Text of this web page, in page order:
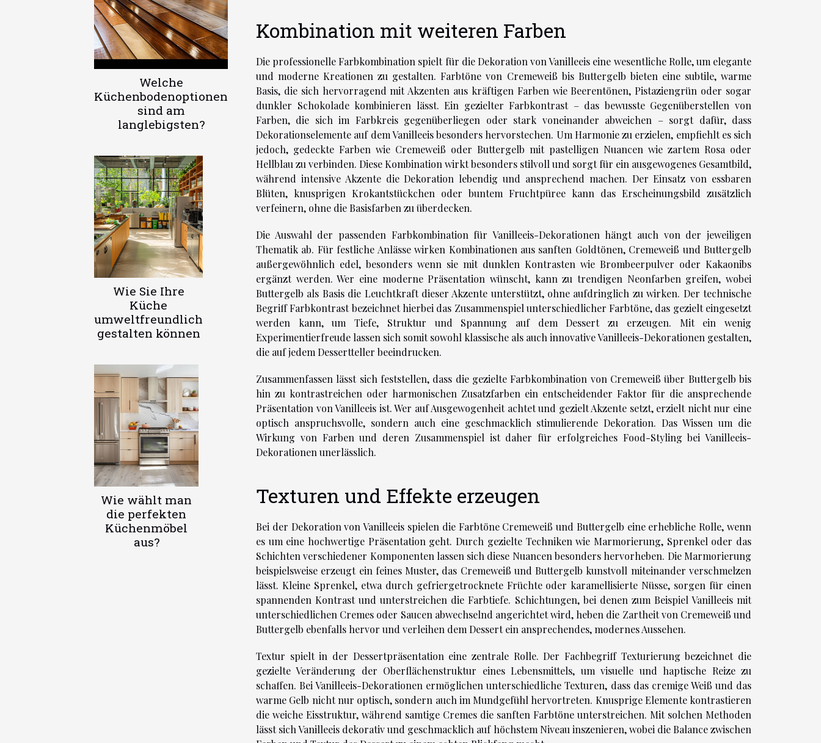
Welche
Küchenbodenoptionen
sind am
langlebigsten?
Wie Sie Ihre
Küche
umweltfreundlich
gestalten können
Wie wählt man
die perfekten
Küchenmöbel
aus?
Kombination mit weiteren Farben
Die professionelle Farbkombination spielt für die Dekoration von Vanilleeis eine wesentliche Rolle, um elegante
und moderne Kreationen zu gestalten. Farbtöne von Cremeweiß bis Buttergelb bieten eine subtile, warme
Basis, die sich hervorragend mit Akzenten aus kräftigen Farben wie Beerentönen, Pistaziengrün oder sogar
dunkler Schokolade kombinieren lässt. Ein gezielter Farbkontrast – das bewusste Gegenüberstellen von
Farben, die sich im Farbkreis gegenüberliegen oder stark voneinander abweichen – sorgt dafür, dass
Dekorationselemente auf dem Vanilleeis besonders hervorstechen. Um Harmonie zu erzielen, empfiehlt es sich
jedoch, gedeckte Farben wie Cremeweiß oder Buttergelb mit pastelligen Nuancen wie zartem Rosa oder
Hellblau zu verbinden. Diese Kombination wirkt besonders stilvoll und sorgt für ein ausgewogenes Gesamtbild,
während intensive Akzente die Dekoration lebendig und ansprechend machen. Der Einsatz von essbaren
Blüten, knusprigen Krokantstückchen oder buntem Fruchtpüree kann das Erscheinungsbild zusätzlich
verfeinern, ohne die Basisfarben zu überdecken.
Die Auswahl der passenden Farbkombination für Vanilleeis-Dekorationen hängt auch von der jeweiligen
Thematik ab. Für festliche Anlässe wirken Kombinationen aus sanften Goldtönen, Cremeweiß und Buttergelb
außergewöhnlich edel, besonders wenn sie mit dunklen Kontrasten wie Brombeerpulver oder Kakaonibs
ergänzt werden. Wer eine moderne Präsentation wünscht, kann zu trendigen Neonfarben greifen, wobei
Buttergelb als Basis die Leuchtkraft dieser Akzente unterstützt, ohne aufdringlich zu wirken. Der technische
Begriff Farbkontrast bezeichnet hierbei das Zusammenspiel unterschiedlicher Farbtöne, das gezielt eingesetzt
werden kann, um Tiefe, Struktur und Spannung auf dem Dessert zu erzeugen. Mit ein wenig
Experimentierfreude lassen sich somit sowohl klassische als auch innovative Vanilleeis-Dekorationen gestalten,
die auf jedem Dessertteller beeindrucken.
Zusammenfassen lässt sich feststellen, dass die gezielte Farbkombination von Cremeweiß über Buttergelb bis
hin zu kontrastreichen oder harmonischen Zusatzfarben ein entscheidender Faktor für die ansprechende
Präsentation von Vanilleeis ist. Wer auf Ausgewogenheit achtet und gezielt Akzente setzt, erzielt nicht nur eine
optisch anspruchsvolle, sondern auch eine geschmacklich stimulierende Dekoration. Das Wissen um die
Wirkung von Farben und deren Zusammenspiel ist daher für erfolgreiches Food-Styling bei Vanilleeis-
Dekorationen unerlässlich.
Texturen und Effekte erzeugen
Bei der Dekoration von Vanilleeis spielen die Farbtöne Cremeweiß und Buttergelb eine erhebliche Rolle, wenn
es um eine hochwertige Präsentation geht. Durch gezielte Techniken wie Marmorierung, Sprenkel oder das
Schichten verschiedener Komponenten lassen sich diese Nuancen besonders hervorheben. Die Marmorierung
beispielsweise erzeugt ein feines Muster, das Cremeweiß und Buttergelb kunstvoll miteinander verschmelzen
lässt. Kleine Sprenkel, etwa durch gefriergetrocknete Früchte oder karamellisierte Nüsse, sorgen für einen
spannenden Kontrast und unterstreichen die Farbtiefe. Schichtungen, bei denen zum Beispiel Vanilleeis mit
unterschiedlichen Cremes oder Saucen abwechselnd angerichtet wird, heben die Zartheit von Cremeweiß und
Buttergelb ebenfalls hervor und verleihen dem Dessert ein ansprechendes, modernes Aussehen.
Textur spielt in der Dessertpräsentation eine zentrale Rolle. Der Fachbegriff Texturierung bezeichnet die
gezielte Veränderung der Oberflächenstruktur eines Lebensmittels, um visuelle und haptische Reize zu
schaffen. Bei Vanilleeis-Dekorationen ermöglichen unterschiedliche Texturen, dass das cremige Weiß und das
warme Gelb nicht nur optisch, sondern auch im Mundgefühl hervortreten. Knusprige Elemente kontrastieren
die weiche Eisstruktur, während samtige Cremes die sanften Farbtöne unterstreichen. Mit solchen Methoden
lässt sich Vanilleeis dekorativ und geschmacklich auf höchstem Niveau inszenieren, wobei die Balance zwischen